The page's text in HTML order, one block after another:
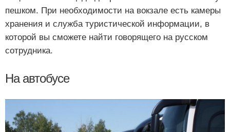
пешком. При необходимости на вокзале есть камеры
хранения и служба туристической информации, в
которой вы сможете найти говорящего на русском
сотрудника.
На автобусе